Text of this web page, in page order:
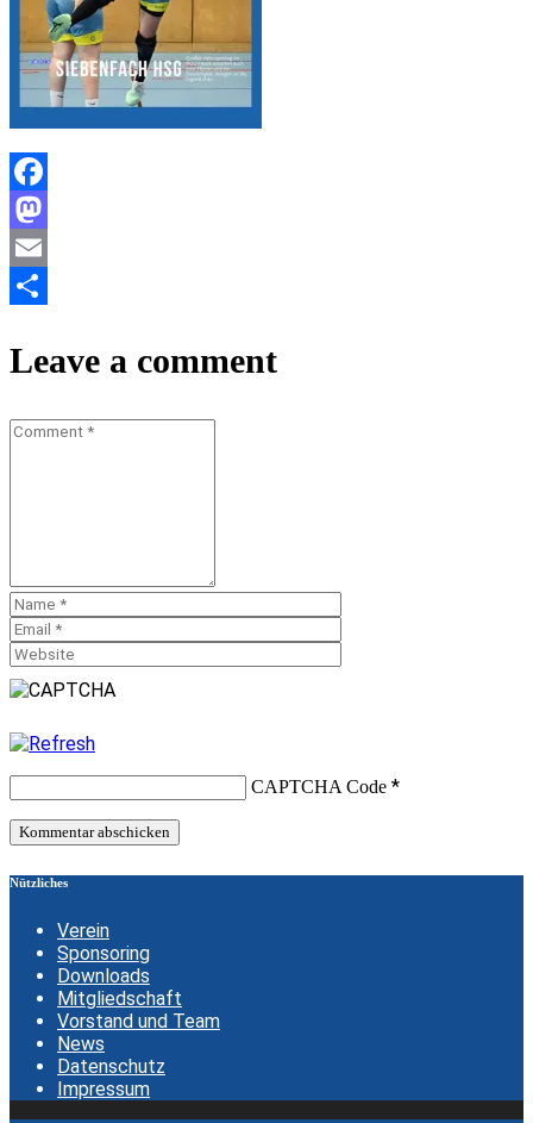
Facebook
Mastodon
Email
Leave a comment
CAPTCHA Code *
Nützliches
Verein
Sponsoring
Downloads
Mitgliedschaft
Vorstand und Team
News
Datenschutz
Impressum